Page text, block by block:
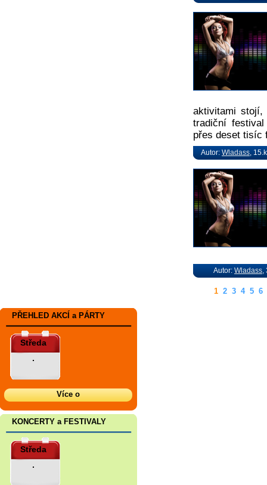
aktivitami
tradiční
přes deset tisíc
Autor: Wladass ,
Autor: Wladass
1 2 3 4 5 6
PŘEHLED AKCÍ a PÁRTY
Středa
.
Více o
KONCERTY a FESTIVALY
Středa
.